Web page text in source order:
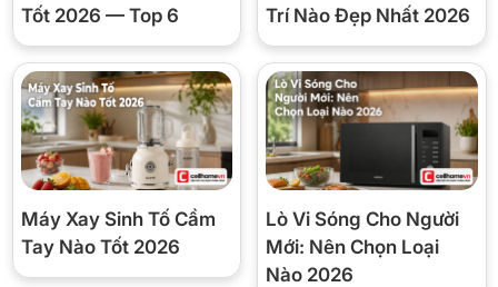
Dung tích 700ml
Đường kính thố 9cm × cao 7cm
Công suất 100 – 120W
Chất liệu thân Nhựa cao cấp
Chất liệu lòng Sứ Ceramic phủ chống dính
Bộ phận đốt Đĩa nhiệt
Tốt 2026 — Top 6
Trí Nào Đẹp Nhất 2026
Máy Xay Sinh Tố Cầm
Tay Nào Tốt 2026
Lò Vi Sóng Cho Người
Mới: Nên Chọn Loại
Nào 2026